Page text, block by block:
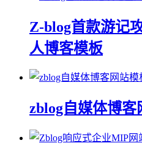
Z-blog首款游记
人博客模板
zblog自媒体博客